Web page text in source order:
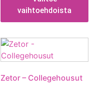
vaihtoehdoista
Zetor – Collegehousut